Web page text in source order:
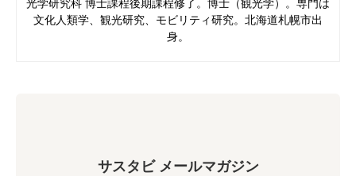
光学研究科 博士課程後期課程修了。博士（観光学）。専門は
文化人類学、観光研究、モビリティ研究。北海道札幌市出
身。
サスタビ メールマガジン